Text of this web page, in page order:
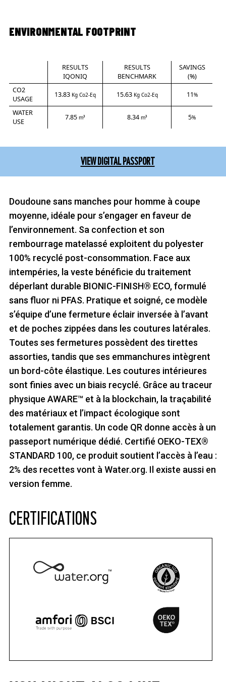
ENVIRONMENTAL FOOTPRINT
RESULTS
IQONIQ
RESULTS
BENCHMARK
SAVINGS
(%)
CO2
USAGE
13.83 Kg Co2-Eq 15.63 Kg Co2-Eq 11%
WATER
USE
7.85 m³ 8.34 m³ 5%
VIEW DIGITAL PASSPORT
Doudoune sans manches pour homme à coupe
moyenne, idéale pour s’engager en faveur de
l’environnement. Sa confection et son
rembourrage matelassé exploitent du polyester
100% recyclé post-consommation. Face aux
intempéries, la veste bénéficie du traitement
déperlant durable BIONIC-FINISH® ECO, formulé
sans fluor ni PFAS. Pratique et soigné, ce modèle
s’équipe d’une fermeture éclair inversée à l’avant
et de poches zippées dans les coutures latérales.
Toutes ses fermetures possèdent des tirettes
assorties, tandis que ses emmanchures intègrent
un bord-côte élastique. Les coutures intérieures
sont finies avec un biais recyclé. Grâce au traceur
physique AWARE™ et à la blockchain, la traçabilité
des matériaux et l’impact écologique sont
totalement garantis. Un code QR donne accès à un
passeport numérique dédié. Certifié OEKO-TEX®
STANDARD 100, ce produit soutient l’accès à l’eau :
2% des recettes vont à Water.org. Il existe aussi en
version femme.
CERTIFICATIONS